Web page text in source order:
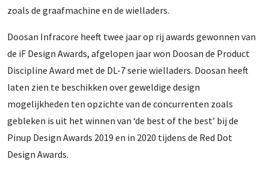
zoals de graafmachine en de wielladers.
Doosan Infracore heeft twee jaar op rij awards gewonnen van
de iF Design Awards, afgelopen jaar won Doosan de Product
Discipline Award met de DL-7 serie wielladers. Doosan heeft
laten zien te beschikken over geweldige design
mogelijkheden ten opzichte van de concurrenten zoals
gebleken is uit het winnen van ‘de best of the best’ bij de
Pinup Design Awards 2019 en in 2020 tijdens de Red Dot
Design Awards.